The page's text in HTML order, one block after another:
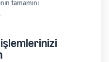
tamamını